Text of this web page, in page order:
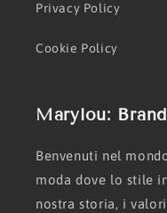
Privacy Policy
Cookie Policy
Marylou:
Benvenuti nel
moda dove lo stile
nostra storia, i